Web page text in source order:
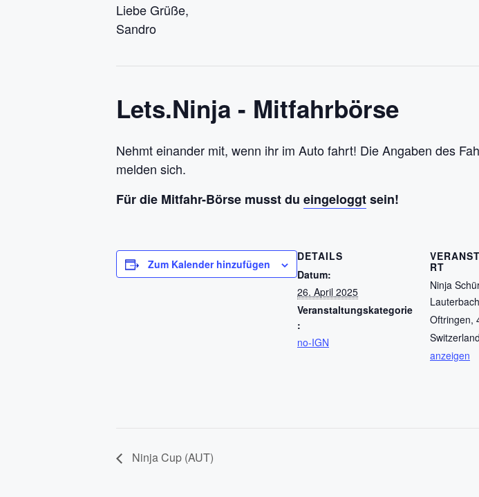
Liebe Grüße,
Sandro
Lets.Ninja - Mitfahrbörse
Nehmt einander mit, wenn ihr im Auto fahrt! Die Angaben des
melden sich.
Für die Mitfahr-Börse musst du eingeloggtsein!
Zum Kalender hinzufügen
DETAILS
Datum:
26. April 2025
Veranstaltungskategorie
:
no-IGN
RT
Ninja
Oftringen,
Switzerland
anzeigen
Ninja Cup (AUT)